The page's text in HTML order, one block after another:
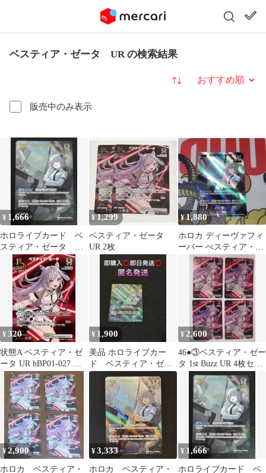
ベスティア・ゼータ UR の検索結果
販売中のみ表示
並び替え
¥ 1,666
ホロライブカード ベ
スティア・ゼータ UR
2nd ①
¥1,299
ベスティア・ゼータ
UR 2枚
¥1,880
ホロカ ディーヴァフィ
ーバー べスティア・ゼ
ータ UR ベスティアゼ
ータ
¥320
状態A ベスティア・ゼ
ータ UR hBP01-027 ★
ホロライブカードゲー
ム hololive ホロカ
¥ 1,900
美品 ホロライブカー
ド ベスティア・ゼー
タ UR 2nd ②
¥ 2,600
46●③ベスティア・ゼー
タ 1st Buzz UR 4枚セッ
トNH0530-3
¥2,900
ホロカ ベスティア・
¥3,333
ホロカ ベスティア・
¥ 1,666
ホロライブカード ベ